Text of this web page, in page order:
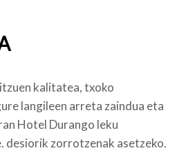
kalitatea, txoko
langileen arreta zaindua eta
Hotel Durango leku
desiorik zorrotzenak asetzeko.